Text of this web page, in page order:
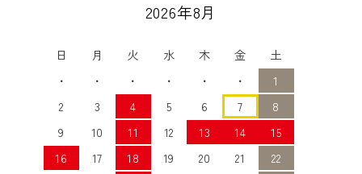
2026年8月
日 月 火 水 木 金
土
・
・ ・ ・ ・ ・
1
2
3 4 5 6 7
8
9
10 11 12 13 14
15
16
17 18 19 20 21
22